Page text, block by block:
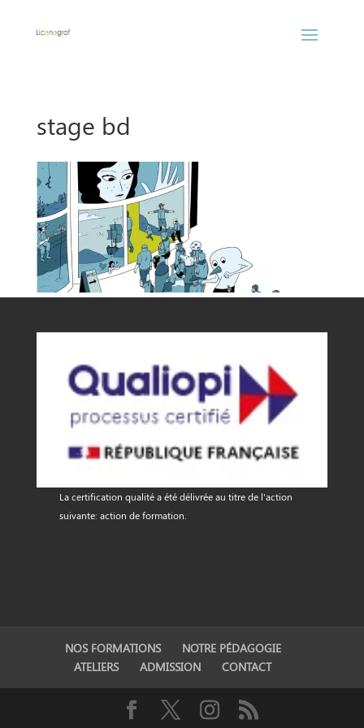
stage bd
La certification qualité a été délivrée au titre de l'action
suivante: action de formation.
NOS FORMATIONS
NOTRE PÉDAGOGIE
ATELIERS
ADMISSION CONTACT